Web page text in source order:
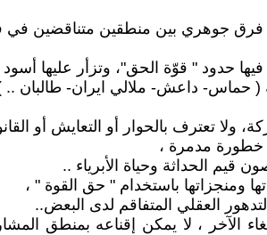
جوهري بين منطقين متناقضين في فهم
حدود " قوّة الحق"، وتزأر عليها
( حماس- داعش- ملالي ايران- طالبان ..
ولا تعترف بالحوار أو التعايش أو
خطورة مدمرة ،
قيم الحداثة وحياة الأبرياء ..
ومنجزاتها باستخدام " حق القوة " ،
العقلي المتفاقم لدى البعض..
، لا يمكن إقناعه بمنطق